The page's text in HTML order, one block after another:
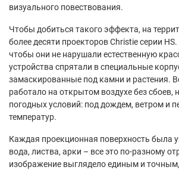
визуального повествования.
Чтобы добиться такого эффекта, на
более десяти проекторов Christie серии
чтобы они не нарушали естественную
устройства спрятали в специальные
замаскированные под камни и растения.
работало на открытом воздухе без сбоев,
погодных условий: под дождем, ветром и
температур.
Каждая проекционная поверхность была
вода, листва, арки – все это по-разному
изображение выглядело единым и